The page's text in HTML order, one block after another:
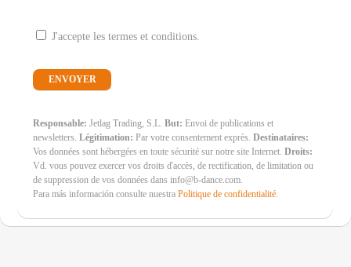
J'accepte les termes et conditions.
Responsable: Jetlag Trading, S.L.But: Envoi de publications et
newsletters.Légitimation: Par votre consentement exprès.Destinataires:
Vos données sont hébergées en toute sécurité sur notre site Internet.Droits:
Vd. vous pouvez exercer vos droits d'accès, de rectification, de limitation ou
de suppression de vos données dans info@b-dance.com.
Para más información consulte nuestraPolitique de confidentialité